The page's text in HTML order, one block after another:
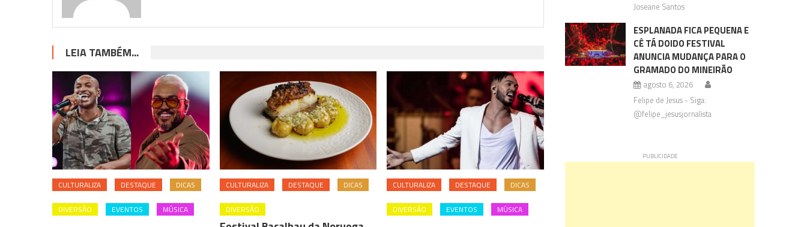
LEIA TAMBÉM...
CULTURALIZA DESTAQUE DICAS
DIVERSÃO EVENTOS MÚSICA
CULTURALIZA DESTAQUE DICAS
DIVERSÃO
CULTURALIZA DESTAQUE DICAS
DIVERSÃO EVENTOS MÚSICA
Joseane Santos
ESPLANADA FICA PEQUENA E
CÊ TÁ DOIDO FESTIVAL
ANUNCIA MUDANÇA PARA O
GRAMADO DO MINEIRÃO
agosto 6, 2026
Felipe de Jesus - Siga:
@felipe_jesusjornalista